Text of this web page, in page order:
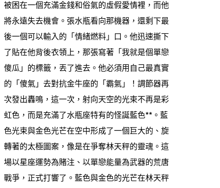
被困在一個充滿金錢和俗氣的虛假愛情裡，而他
將永遠失去機會。張水瓶看向那機器，還剩下最
後一個可以輸入的「情緒燃料」口。他迅速撕下
了貼在他背後衣領上，那張寫著「我就是個單戀
傻瓜」的標籤，丟了進去。他必須用自己最真實
的「傻氣」去對抗金牛座的「霸氣」！調節器再
次發出轟鳴，這一次，射向天空的光束不再是彩
虹色，而是充滿了水瓶座特有的怪誕藍色**。藍
色光束與金色光芒在空中形成了一個巨大的、旋
轉著的太極圖案，像是在爭奪林天秤的靈魂。這
場以星座運勢為賭注、以單戀能量為武器的荒唐
戰爭，正式打響了。藍色與金色的光芒在林天秤